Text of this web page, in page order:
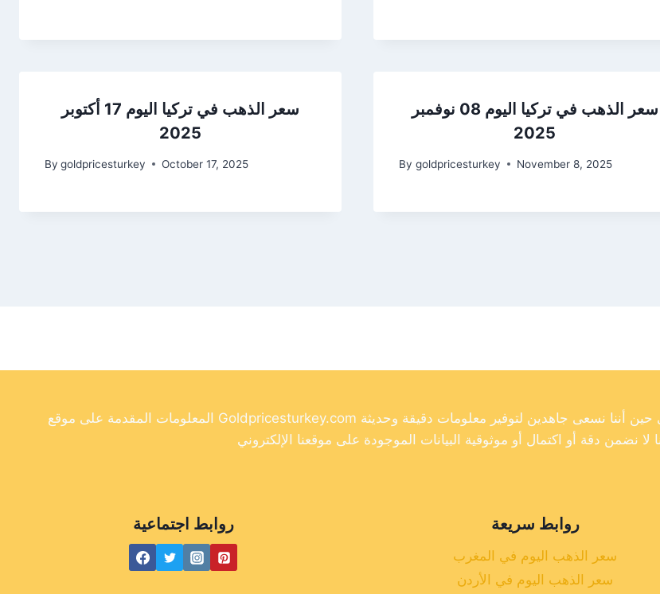
سعر الذهب في تركيا اليوم 17 أكتوبر
2025
By goldpricesturkey October 17, 2025
سعر الذهب في تركيا اليوم 08 نوفمبر
2025
By goldpricesturkey November 8, 2025
المعلومات المقدمة على موقع Goldpricesturkey.com مخصصة لأغراض إعلامية فقط ولا ينبغي اعتبارها نصيحة مالية. وفي حين أننا نسعى جاهدين لتوفير معلومات دقيقة وحديثة
روابط اجتماعية روابط سريعة
سعر الذهب اليوم في المغرب
سعر الذهب اليوم في الأردن